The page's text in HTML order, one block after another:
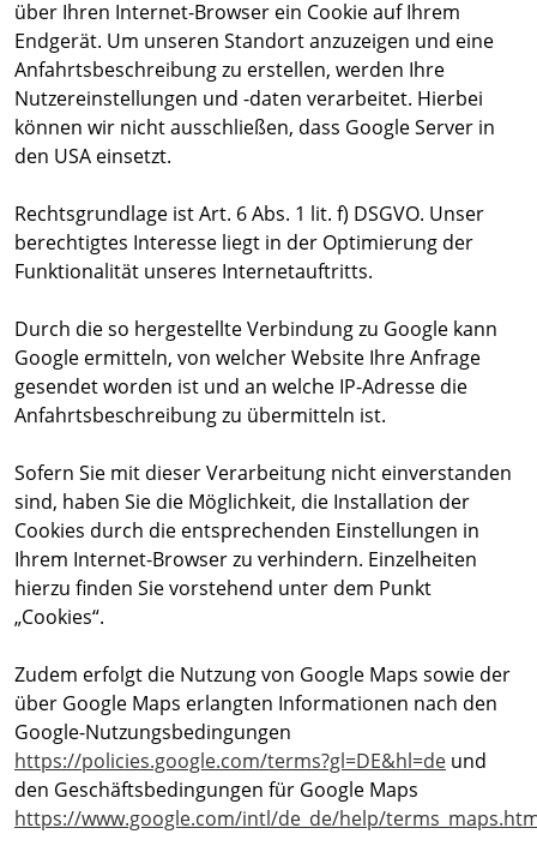
über Ihren Internet-Browser ein Cookie auf Ihrem
Endgerät. Um unseren Standort anzuzeigen und eine
Anfahrtsbeschreibung zu erstellen, werden Ihre
Nutzereinstellungen und -daten verarbeitet. Hierbei
können wir nicht ausschließen, dass Google Server in
den USA einsetzt.
Rechtsgrundlage ist Art. 6 Abs. 1 lit. f) DSGVO. Unser
berechtigtes Interesse liegt in der Optimierung der
Funktionalität unseres Internetauftritts.
Durch die so hergestellte Verbindung zu Google kann
Google ermitteln, von welcher Website Ihre Anfrage
gesendet worden ist und an welche IP-Adresse die
Anfahrtsbeschreibung zu übermitteln ist.
Sofern Sie mit dieser Verarbeitung nicht einverstanden
sind, haben Sie die Möglichkeit, die Installation der
Cookies durch die entsprechenden Einstellungen in
Ihrem Internet-Browser zu verhindern. Einzelheiten
hierzu finden Sie vorstehend unter dem Punkt
„Cookies“.
Zudem erfolgt die Nutzung von Google Maps sowie der
über Google Maps erlangten Informationen nach den
Google-Nutzungsbedingungen
https://policies.google.com/terms?gl=DE&hl=de und
den Geschäftsbedingungen für Google Maps
https://www.google.com/intl/de_de/help/